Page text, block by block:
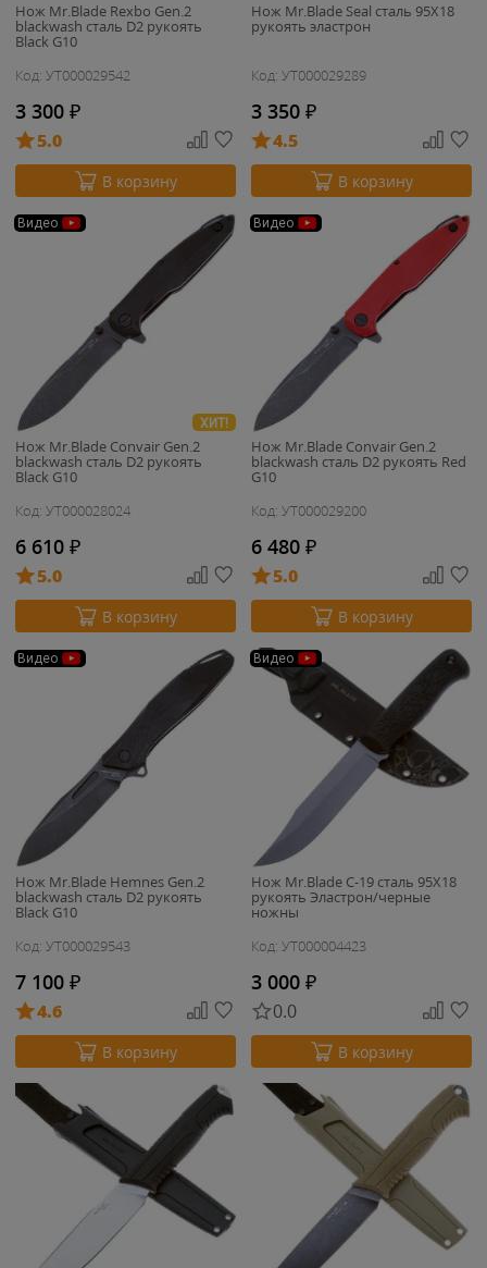
Нож Mr.Blade Rexbo Gen.2
blackwash сталь D2 рукоять
Black G10
Код: УТ000029542
3 300 ₽
5.0
В корзину
Нож Mr.Blade Seal сталь 95Х18
рукоять эластрон
Код: УТ000029289
3 350 ₽
4.5
В корзину
Видео
ХИТ!
Нож Mr.Blade Convair Gen.2
blackwash сталь D2 рукоять
Black G10
Код: УТ000028024
6 610 ₽
5.0
В корзину
Видео
Нож Mr.Blade Convair Gen.2
blackwash сталь D2 рукоять Red
G10
Код: УТ000029200
6 480 ₽
5.0
В корзину
Видео
Нож Mr.Blade Hemnes Gen.2
blackwash сталь D2 рукоять
Black G10
Код: УТ000029543
7 100 ₽
4.6
В корзину
Видео
Нож Mr.Blade C-19 сталь 95Х18
рукоять Эластрон/черные
ножны
Код: УТ000004423
3 000 ₽
0.0
В корзину